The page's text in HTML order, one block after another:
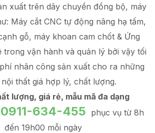
xuất trên dây chuyền đồng bộ, máy
Máy cắt CNC tự động nâng hạ tấm,
gỗ, máy khoan cam chốt & Ứng
trong vận hành và quản lý bởi vậy tối
nhân công sản xuất cho ra những
nội thất giá hợp lý, chất lượng.
lượng, giá rẻ, mẫu mã đa dạng
0911-634-455 phục vụ từ 8h
đến 19h00 mỗi ngày